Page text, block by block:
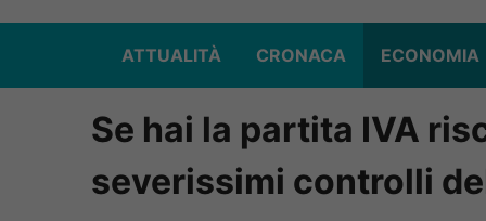
ATTUALITÀ CRONACA ECONOMIA
Se hai la partita IVA
severissimi controlli